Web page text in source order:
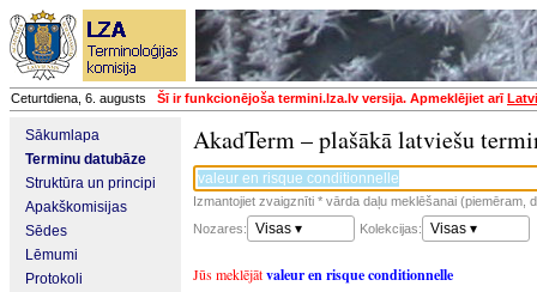
Ceturtdiena, 6. augusts Šī ir funkcionējoša termini.lza.lv versija. Apmeklējiet arī
Sākumlapa
Terminu datubāze
Struktūra un principi
Apakškomisijas
Sēdes
Lēmumi
Protokoli
AkadTerm – plašākā latviešu
Izmantojiet zvaigznīti * vārda daļu meklēšanai (piemēram,
Nozares:
Visas ▾ Kolekcijas: Visas ▾
Jūs meklējātvaleur en risque conditionnelle